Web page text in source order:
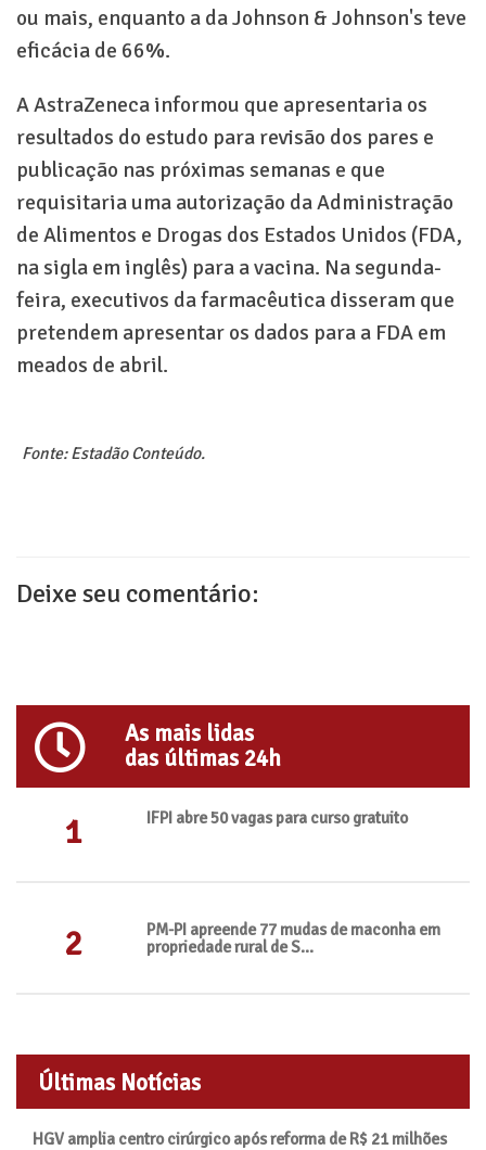
ou mais, enquanto a da Johnson & Johnson's teve
eficácia de 66%.
A AstraZeneca informou que apresentaria os
resultados do estudo para revisão dos pares e
publicação nas próximas semanas e que
requisitaria uma autorização da Administração
de Alimentos e Drogas dos Estados Unidos (FDA,
na sigla em inglês) para a vacina. Na segunda-
feira, executivos da farmacêutica disseram que
pretendem apresentar os dados para a FDA em
meados de abril.
Fonte: Estadão Conteúdo.
Deixe seu comentário:
As mais lidas
das últimas 24h
1 IFPI abre 50 vagas para curso gratuito
2
PM-PI apreende 77 mudas de maconha em
propriedade rural de S...
Últimas Notícias
HGV amplia centro cirúrgico após reforma de R$ 21 milhões